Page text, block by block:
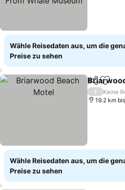
Wähle Reisedaten aus, um die
Preise zu sehen
TeilenZu
/
Keine
19.2 km
Wähle Reisedaten aus, um die
Preise zu sehen